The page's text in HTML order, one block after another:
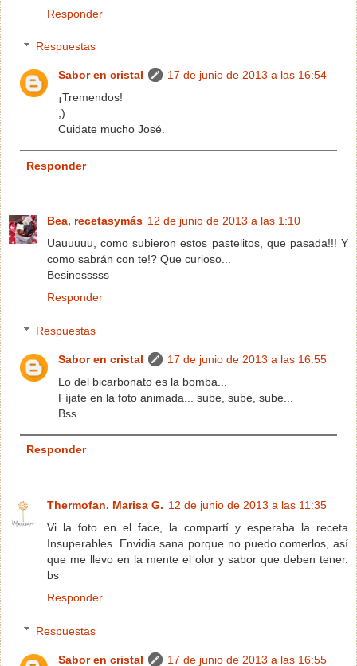
Responder
Respuestas
Sabor en cristal
17 de junio de 2013 a las 16:54
¡Tremendos!
;)
Cuidate mucho José.
Responder
Bea, recetasymás 12 de junio de 2013 a las 1:10
Uauuuuu, como subieron estos pastelitos, que pasada!!! Y
como sabrán con te!? Que curioso...
Besinesssss
Responder
Respuestas
Sabor en cristal
17 de junio de 2013 a las 16:55
Lo del bicarbonato es la bomba...
Fíjate en la foto animada... sube, sube, sube...
Bss
Responder
Thermofan. Marisa G. 12 de junio de 2013 a las 11:35
Vi la foto en el face, la compartí y esperaba la receta
Insuperables. Envidia sana porque no puedo comerlos, así
que me llevo en la mente el olor y sabor que deben tener.
bs
Responder
Respuestas
Sabor en cristal
17 de junio de 2013 a las 16:55